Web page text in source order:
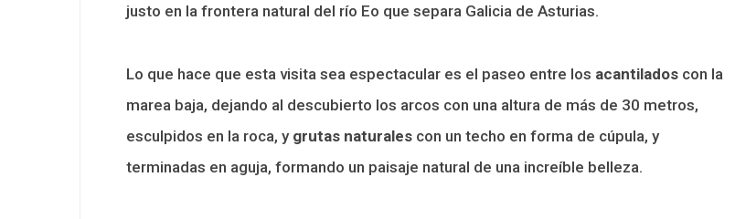
justo en la frontera natural del río Eo que separa Galicia de Asturias.
Lo que hace que esta visita sea espectacular es el paseo entre los acantilados con la
marea baja, dejando al descubierto los arcos con una altura de más de 30 metros,
esculpidos en la roca, y grutas naturales con un techo en forma de cúpula, y
terminadas en aguja, formando un paisaje natural de una increíble belleza.